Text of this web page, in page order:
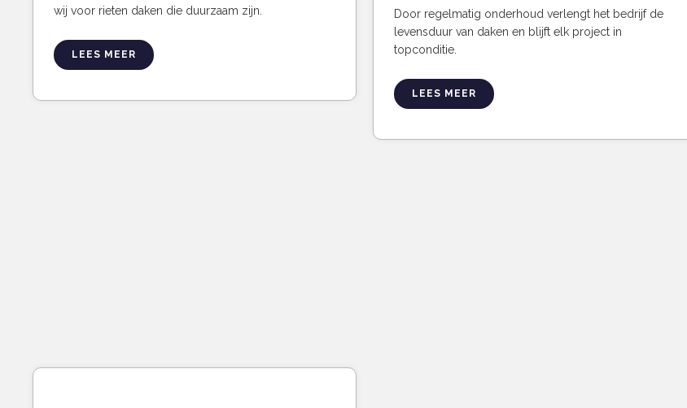
wij voor rieten daken die duurzaam zijn.
LEES MEER
Door regelmatig onderhoud verlengt het bedrijf de
levensduur van daken en blijft elk project in
topconditie.
LEES MEER